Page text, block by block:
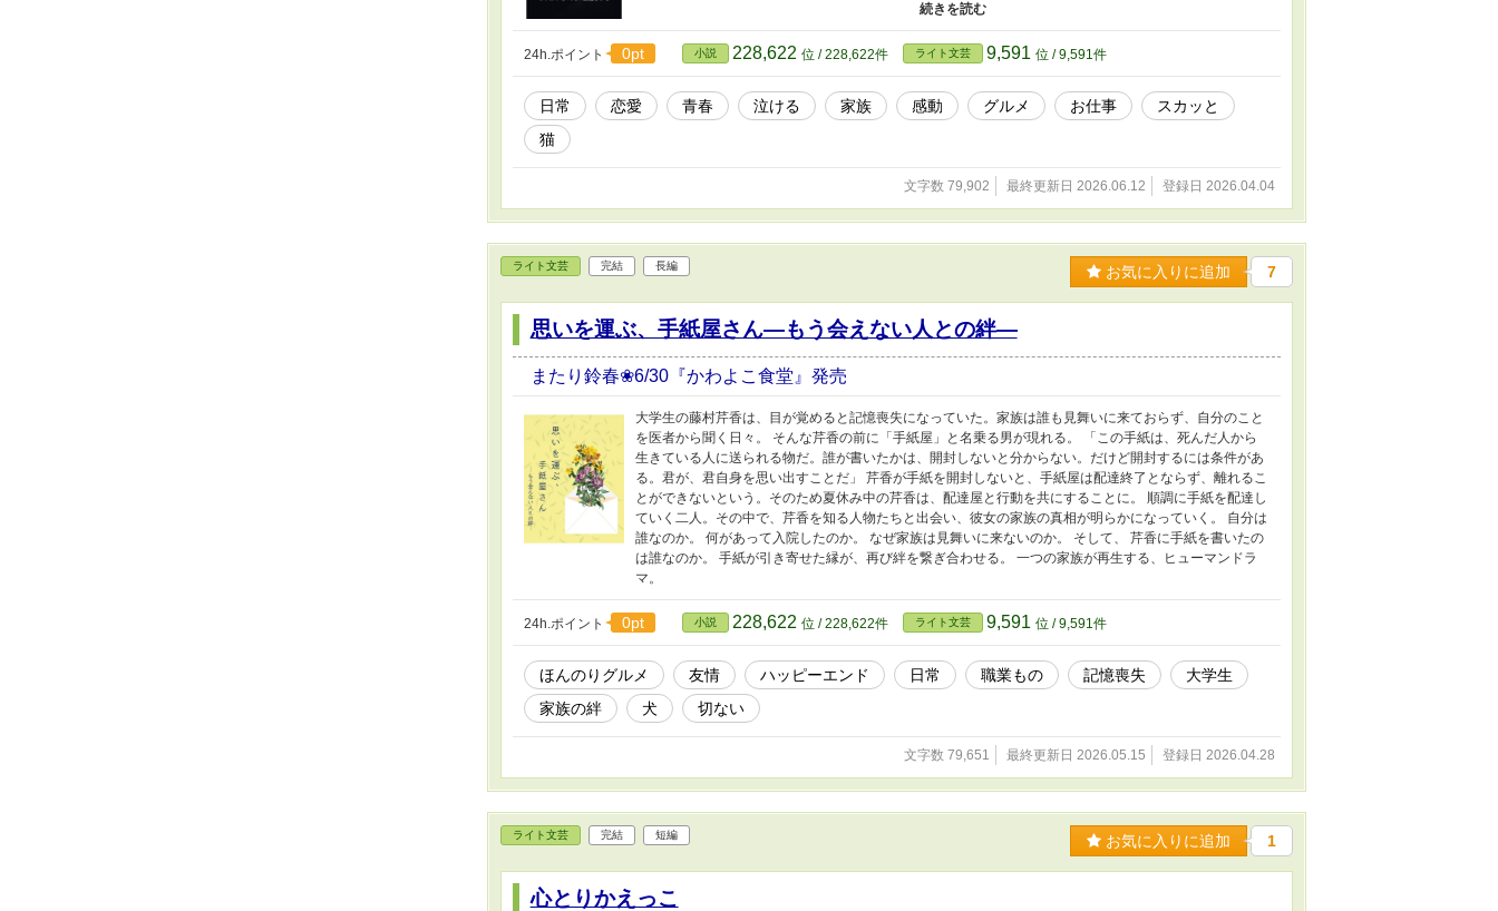
さん」の出納帳を見つける。 何だか寂しそうな二人を放っておけず、千宙は仕方なく「思い出屋さん」の
路について母と本音で話す決心をする―― 形だけの「はりぼて家族」が、本音を話し合うため殻を破る物
語。思い出屋さんの正体を紐解きながら、幸せだった家族の時間を取り戻すヒューマンドラマ。
24h.ポイント 0pt 小説 228,622 位 / 228,622件 ライト文芸 9,591 位 / 9,591件
日常 恋愛 青春 泣ける 家族 感動 グルメ お仕事
スカッと
猫
文字数 79,902 最終更新日 2026.06.12 登録日 2026.04.04
ライト文芸 完結 長編 お気に入りに追加 7
思いを運ぶ、手紙屋さん―もう会えない人との絆―
またり鈴春❀6/30『かわよこ食堂』発売
大学生の藤村芹香は、目が覚めると記憶喪失になっていた。家族は誰も見舞いに来ておらず、自分のこと
を医者から聞く日々。 そんな芹香の前に「手紙屋」と名乗る男が現れる。 「この手紙は、死んだ人から
生きている人に送られる物だ。誰が書いたかは、開封しないと分からない。だけど開封するには条件があ
る。君が、君自身を思い出すことだ」 芹香が手紙を開封しないと、手紙屋は配達終了とならず、離れるこ
とができないという。そのため夏休み中の芹香は、配達屋と行動を共にすることに。 順調に手紙を配達し
ていく二人。その中で、芹香を知る人物たちと出会い、彼女の家族の真相が明らかになっていく。 自分は
誰なのか。 何があって入院したのか。 なぜ家族は見舞いに来ないのか。 そして、 芹香に手紙を書いたの
は誰なのか。 手紙が引き寄せた縁が、再び絆を繋ぎ合わせる。 一つの家族が再生する、ヒューマンドラ
マ。
24h.ポイント 0pt 小説 228,622 位 / 228,622件 ライト文芸 9,591 位 / 9,591件
ほんのりグルメ 友情 ハッピーエンド 日常 職業もの 記憶喪失
大学生
家族の絆
犬 切ない
文字数 79,651 最終更新日 2026.05.15 登録日 2026.04.28
ライト文芸 完結 短編 お気に入りに追加 1
心とりかえっこ